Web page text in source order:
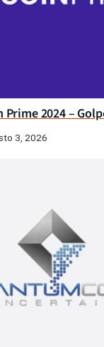
2024 –
3, 2026